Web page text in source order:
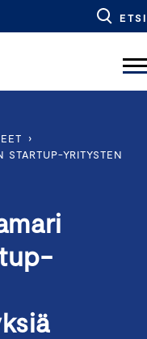
ETSI
›
STARTUP-YRITYSTEN